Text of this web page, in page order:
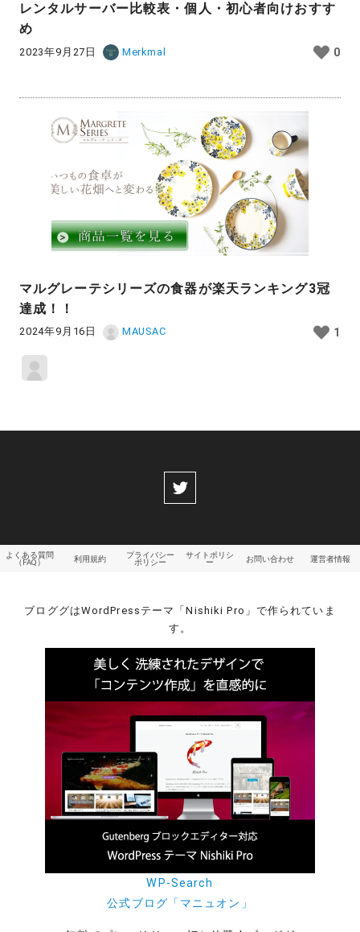
レンタルサーバー比較表・個人・初心者向けおすす
め
2023年9月27日 Merkmal 0
マルグレーテシリーズの食器が楽天ランキング3冠
達成！！
2024年9月16日 MAUSAC 1
よくある質問
（FAQ）
利用規約
プライバシー
ポリシー
サイトポリシ
ー
お問い合わせ 運営者情報
ブロググはWordPressテーマ「Nishiki Pro」で作られていま
す。
WP-Search
公式ブログ「マニュオン」